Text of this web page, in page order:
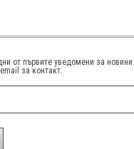
от първите уведомени за
за контакт.